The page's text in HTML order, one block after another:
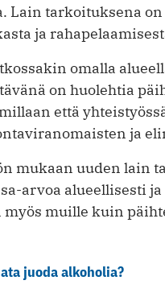
Lain tarkoituksena
ja
omalla
on huolehtia
että
ja
mukaan uuden lain
arvoa alueellisesti
muille kuin
juoda alkoholia?